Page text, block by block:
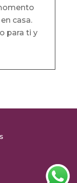
casa.
para ti y